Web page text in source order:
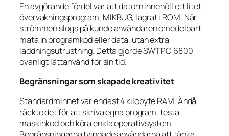
En avgörande fördel var att datorn innehöll ett litet
övervakningsprogram, MIKBUG, lagrat i ROM. När
strömmen slogs på kunde användaren omedelbart
mata in programkod eller data, utan extra
laddningsutrustning. Detta gjorde SWTPC 6800
ovanligt lättanvänd för sin tid.
Begränsningar som skapade kreativitet
Standardminnet var endast 4 kilobyte RAM. Ändå
räckte det för att skriva egna program, testa
maskinkod och köra enkla operativsystem.